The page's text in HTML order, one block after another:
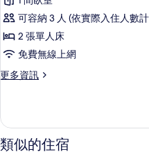
市
景
觀
的
相
片
非
吸
煙
房,
城
景
詳
情
客
房,
2
張
單
床,
非
吸
可容納 3 人 (依實際入住人數
2 張單人床
免費無線上網
更多資訊
更
客
房,
2
類似的住宿